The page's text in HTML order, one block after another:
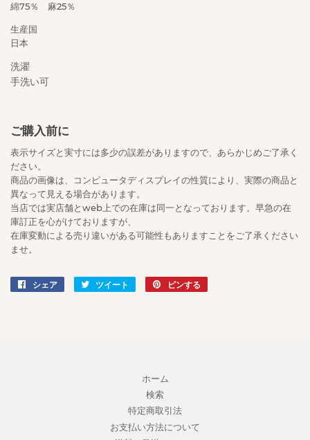
綿75％ 麻25％
生産国
日本
洗濯
手洗い可
ご購入前に
表示サイズと実寸には多少の誤差がありますので、あらかじめご了承く
ださい。
商品の画像は、コンピュータディスプレイの性質により、実際の商品と
異なって見える場合があります。
当店では実店舗とweb上での在庫は同一となっております。早急の在
庫訂正を心がけておりますが、
在庫変動による売り違いがある可能性もありますことをご了承ください
ませ。
シェア
Facebookツイート
Twitter
ピンする
ホーム
検索
特定商取引法
お支払い方法について